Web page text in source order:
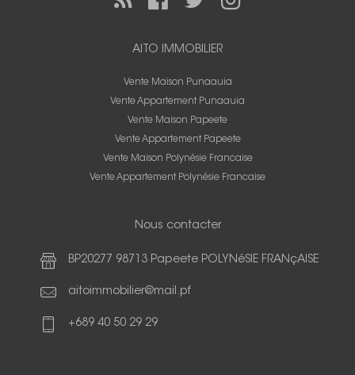
AITO IMMOBILIER
Vente Maison Punaauia
Vente Appartement Punaauia
Vente Maison Papeete
Vente Appartement Papeete
Vente Maison Polynésie Francaise
Vente Appartement Polynésie Francaise
Nous contacter
BP20277 98713 Papeete POLYNéSIE FRANçAISE
aitoimmobilier@mail.pf
+689 40 50 29 29